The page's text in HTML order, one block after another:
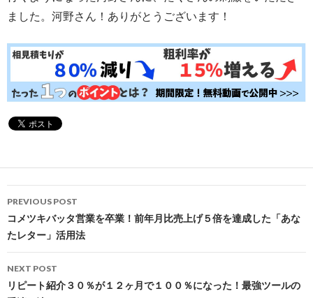
ました。河野さん！ありがとうございます！
Post
navigation
PREVIOUS POST
コメツキバッタ営業を卒業！前年月比売上げ５倍を達成した「あな
たレター」活用法
NEXT POST
リピート紹介３０％が１２ヶ月で１００％になった！最強ツールの